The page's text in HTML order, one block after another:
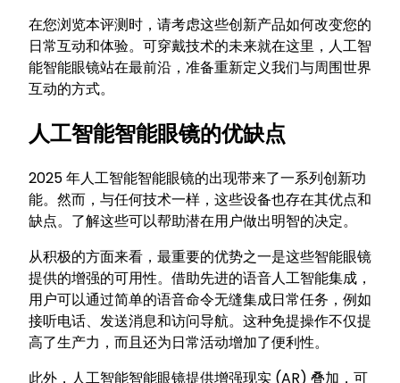
在您浏览本评测时，请考虑这些创新产品如何改变您的
日常互动和体验。可穿戴技术的未来就在这里，人工智
能智能眼镜站在最前沿，准备重新定义我们与周围世界
互动的方式。
人工智能智能眼镜的优缺点
2025 年人工智能智能眼镜的出现带来了一系列创新功
能。然而，与任何技术一样，这些设备也存在其优点和
缺点。了解这些可以帮助潜在用户做出明智的决定。
从积极的方面来看，最重要的优势之一是这些智能眼镜
提供的增强的可用性。借助先进的语音人工智能集成，
用户可以通过简单的语音命令无缝集成日常任务，例如
接听电话、发送消息和访问导航。这种免提操作不仅提
高了生产力，而且还为日常活动增加了便利性。
此外，人工智能智能眼镜提供增强现实 (AR) 叠加，可